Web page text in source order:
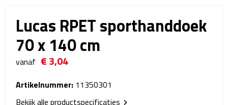
Reistassensets
Weekendtassen
Duffeltassen
Lucas RPET sporthanddoek
70 x 140 cm
vanaf € 3,04
Artikelnummer: 11350301
Bekijk alle productspecificaties